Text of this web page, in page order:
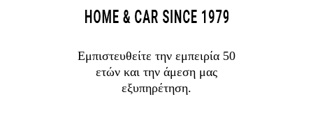
Εμπιστευθείτε την εμπειρία 50
ετών και την άμεση μας
εξυπηρέτηση.